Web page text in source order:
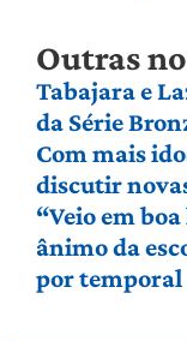
Outras
Tabajara e
da Série
Com mais
discutir
“Veio em
ânimo da
por temporal